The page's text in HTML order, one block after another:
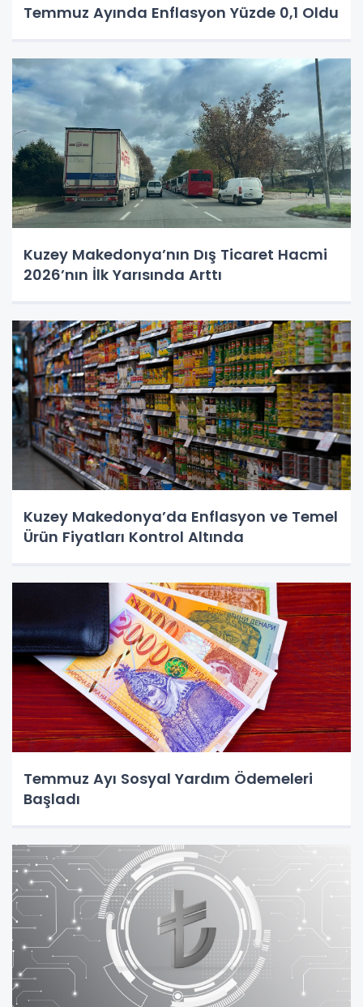
Temmuz Ayında Enflasyon Yüzde 0,1 Oldu
Kuzey Makedonya’nın Dış Ticaret Hacmi
2026’nın İlk Yarısında Arttı
Kuzey Makedonya’da Enflasyon ve Temel
Ürün Fiyatları Kontrol Altında
Temmuz Ayı Sosyal Yardım Ödemeleri
Başladı